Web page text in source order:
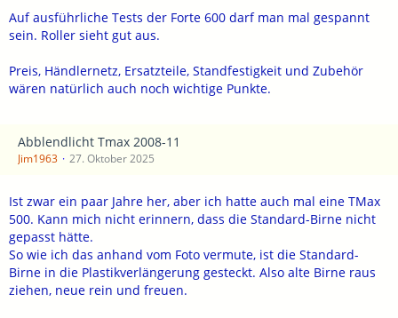
Auf ausführliche Tests der Forte 600 darf man mal gespannt
sein. Roller sieht gut aus.
Preis, Händlernetz, Ersatzteile, Standfestigkeit und Zubehör
wären natürlich auch noch wichtige Punkte.
Abblendlicht Tmax 2008-11
Jim1963 27. Oktober 2025
Ist zwar ein paar Jahre her, aber ich hatte auch mal eine TMax
500. Kann mich nicht erinnern, dass die Standard-Birne nicht
gepasst hätte.
So wie ich das anhand vom Foto vermute, ist die Standard-
Birne in die Plastikverlängerung gesteckt. Also alte Birne raus
ziehen, neue rein und freuen.